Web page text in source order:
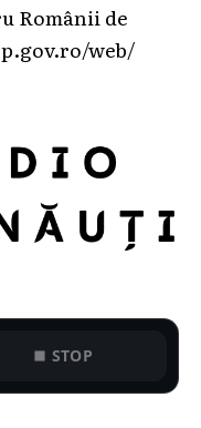
Românii de
web/
STOP